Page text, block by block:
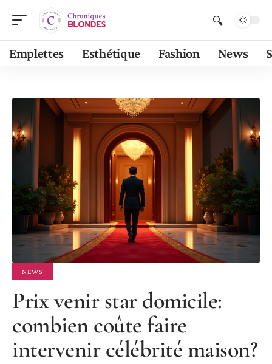
Emplettes Esthétique Fashion News
NEWS
Prix venir star domicile:
combien coûte faire
intervenir célébrité maison?